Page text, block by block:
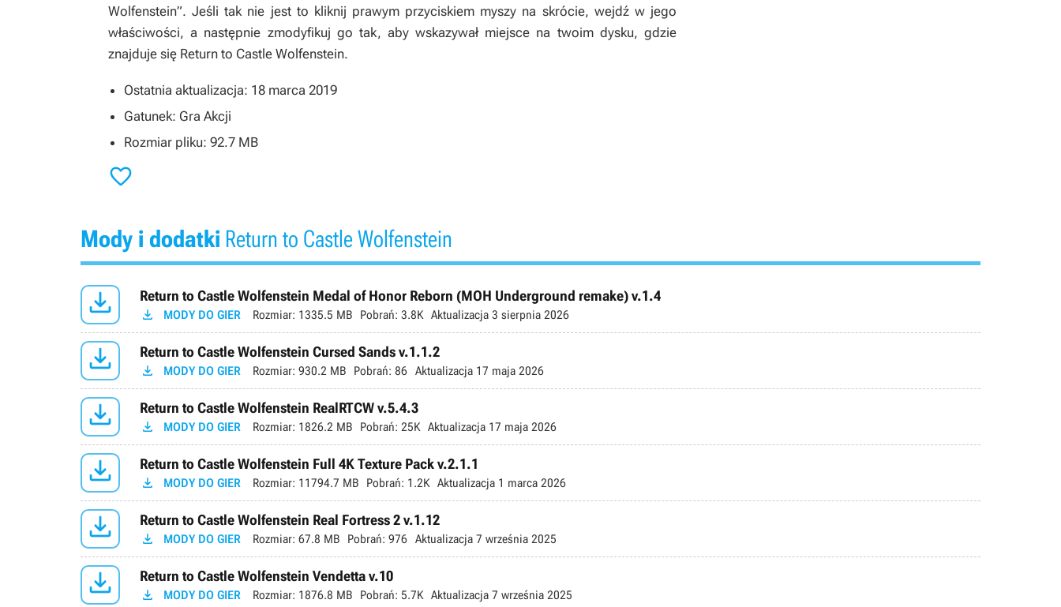
Wolfenstein”. Jeśli tak nie jest to kliknij prawym przyciskiem myszy na skrócie, wejdź w jego
właściwości, a następnie zmodyfikuj go tak, aby wskazywał miejsce na twoim dysku, gdzie
znajduje się Return to Castle Wolfenstein.
Ostatnia aktualizacja: 18 marca 2019
Gatunek: Gra Akcji
Rozmiar pliku: 92.7 MB

Mody i dodatki Return to Castle Wolfenstein
 Return to Castle Wolfenstein Medal of Honor Reborn (MOH Underground remake) v.1.4
 MODY DO GIER Rozmiar: 1335.5 MB Pobrań: 3.8K Aktualizacja 3 sierpnia 2026
 Return to Castle Wolfenstein Cursed Sands v.1.1.2
 MODY DO GIER Rozmiar: 930.2 MB Pobrań: 86 Aktualizacja 17 maja 2026
 Return to Castle Wolfenstein RealRTCW v.5.4.3
 MODY DO GIER Rozmiar: 1826.2 MB Pobrań: 25K Aktualizacja 17 maja 2026
 Return to Castle Wolfenstein Full 4K Texture Pack v.2.1.1
 MODY DO GIER Rozmiar: 11794.7 MB Pobrań: 1.2K Aktualizacja 1 marca 2026
 Return to Castle Wolfenstein Real Fortress 2 v.1.12
 MODY DO GIER Rozmiar: 67.8 MB Pobrań: 976 Aktualizacja 7 września 2025
 Return to Castle Wolfenstein Vendetta v.10
 MODY DO GIER Rozmiar: 1876.8 MB Pobrań: 5.7K Aktualizacja 7 września 2025